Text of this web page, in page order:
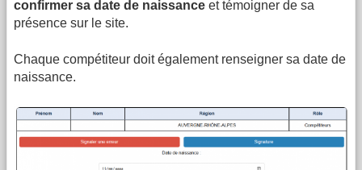
confirmer sa date de naissance et témoigner de sa
présence sur le site.
Chaque compétiteur doit également renseigner sa date de
naissance.